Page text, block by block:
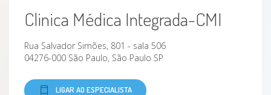
Clinica Médica Integrada-CMI
Rua Salvador Simões, 801 - sala 506
04276-000 São Paulo, São Paulo SP
LIGAR AO ESPECIALISTA